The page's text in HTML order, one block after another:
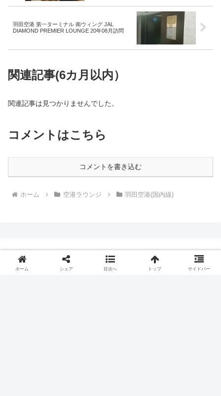
羽田空港 第一ターミナル 南ウィング JAL
DIAMOND PREMIER LOUNGE 20年08月訪問
関連記事(6カ月以内）
関連記事は見つかりませんでした。
コメントはこちら
コメントを書き込む
ホーム 空港ラウンジ 羽田空港(国内線)
プライバシーポリシー
ホーム シェア 目次へ トップ サイドバー